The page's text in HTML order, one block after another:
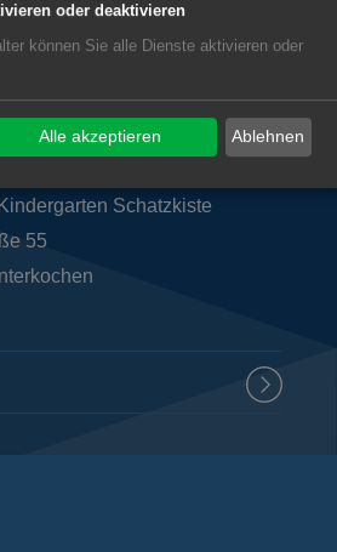
Schatzkiste
55
oder deaktivieren
können Sie alle Dienste aktivieren oder
Ablehnen
Alle akzeptieren